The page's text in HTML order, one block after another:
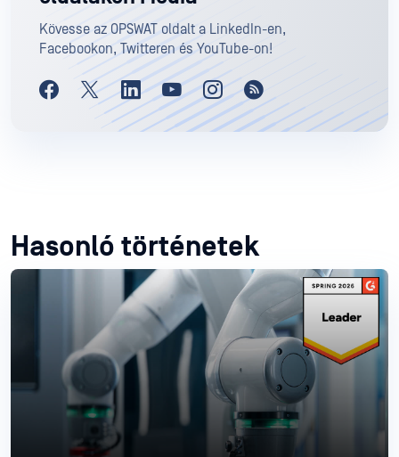
Kövesse az OPSWAT oldalt a LinkedIn-en,
Facebookon, Twitteren és YouTube-on!
Hasonló történetek